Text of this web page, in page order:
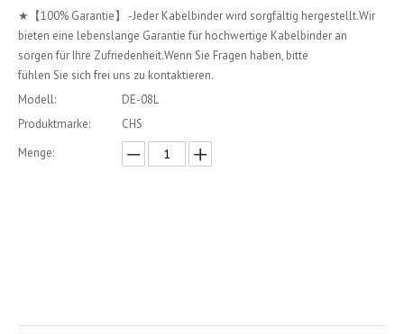
★【100% Garantie】 -Jeder Kabelbinder wird sorgfältig hergestellt.Wir
bieten eine lebenslange Garantie für hochwertige Kabelbinder an
sorgen für Ihre Zufriedenheit.Wenn Sie Fragen haben, bitte
fühlen Sie sich frei uns zu kontaktieren.
Modell:
DE-08L
Produktmarke:
CHS
Menge: